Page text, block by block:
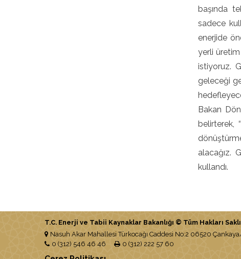
başında
sadece
enerjide
yerli üretim
istiyoruz.
geleceği
Bakan
belirterek,
alacağız.
kullandı.
T.C. Enerji ve Tabii Kaynaklar Bakanlığı © Tüm Hakları
Nasuh Akar Mahallesi Türkocağı Caddesi No:2 06520
0 (312) 546 46 46
0 (312) 222 57 60